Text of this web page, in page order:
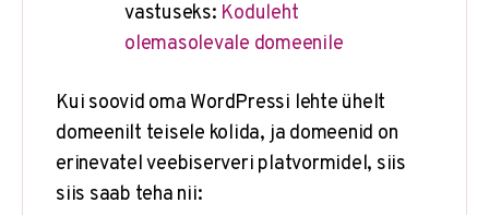
vastuseks: Koduleht
olemasolevale domeenile
Kui soovid oma WordPressi lehte ühelt
domeenilt teisele kolida, ja domeenid on
erinevatel veebiserveri platvormidel, siis
siis saab teha nii: